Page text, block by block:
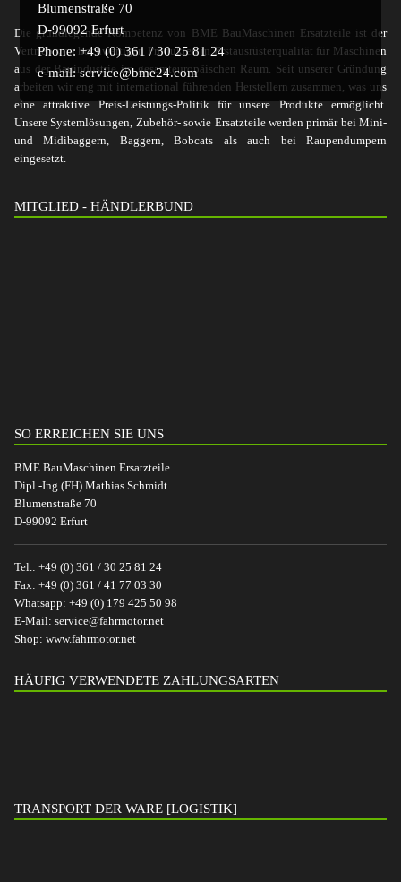
Blumenstraße 70
D-99092 Erfurt
Phone: +49 (0) 361 / 30 25 81 24
e-mail: service@bme24.com
Die grundlegende Kompetenz von BME BauMaschinen Ersatzteile ist der
Vertrieb von hochwertigen Produkten in Erstausrüsterqualität für Maschinen
aus der Bauindustrie im gesamteuropäischen Raum. Seit unserer Gründung
arbeiten wir eng mit international führenden Herstellern zusammen, was uns
eine attraktive Preis-Leistungs-Politik für unsere Produkte ermöglicht.
Unsere Systemlösungen, Zubehör- sowie Ersatzteile werden primär bei Mini-
und Midibaggern, Baggern, Bobcats als auch bei Raupendumpern
eingesetzt.
MITGLIED - HÄNDLERBUND
SO ERREICHEN SIE UNS
BME BauMaschinen Ersatzteile
Dipl.-Ing.(FH) Mathias Schmidt
Blumenstraße 70
D-99092 Erfurt
Tel.: +49 (0) 361 / 30 25 81 24
Fax: +49 (0) 361 / 41 77 03 30
Whatsapp: +49 (0) 179 425 50 98
E-Mail: service@fahrmotor.net
Shop: www.fahrmotor.net
HÄUFIG VERWENDETE ZAHLUNGSARTEN
TRANSPORT DER WARE [LOGISTIK]